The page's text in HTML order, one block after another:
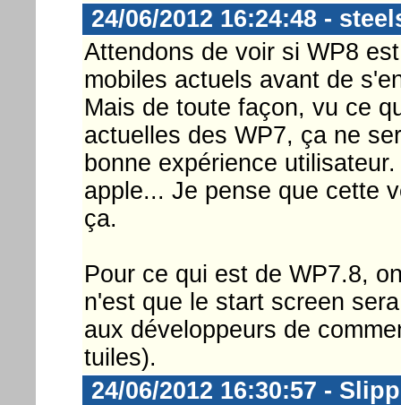
24/06/2012 16:24:48 -
Attendons de voir si WP8
mobiles actuels avant de
Mais de toute façon, vu ce
actuelles des WP7, ça ne
bonne expérience
apple... Je pense que cette
ça.
Pour ce qui est de WP7.8,
n'est que le start screen
aux développeurs de
tuiles).
24/06/2012 16:30:57 -